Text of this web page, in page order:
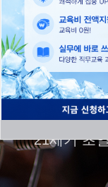
21세기 초